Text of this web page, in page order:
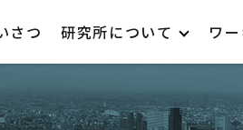
さつ 研究所について ワ